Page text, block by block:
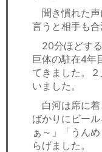
聞き慣れた声
言うと相手も合
20分ほどす
巨体の駐在4年
てきました。
いました。
白河は席に着
ばかりにビー
ぁ～」「うん
らげました。